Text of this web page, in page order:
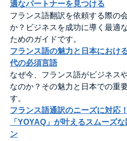
適なパートナーを見つける
フランス語翻訳を依頼する際の
か？ビジネスを成功に導く最適
ためのガイドです。
フランス語の魅力と日本におけ
代の必須言語
なぜ今、フランス語がビジネス
なのか？その魅力と日本での重
す。
フランス語通訳のニーズに対応
「YOYAQ」が叶えるスムーズ
ン